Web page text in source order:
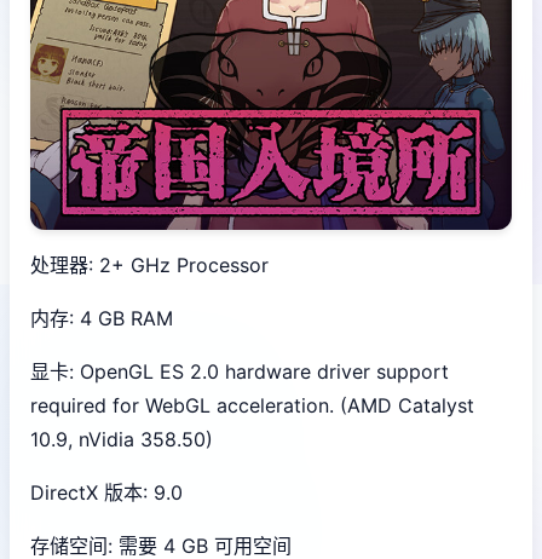
处理器: 2+ GHz Processor
内存: 4 GB RAM
显卡: OpenGL ES 2.0 hardware driver support
required for WebGL acceleration. (AMD Catalyst
10.9, nVidia 358.50)
DirectX 版本: 9.0
存储空间: 需要 4 GB 可用空间